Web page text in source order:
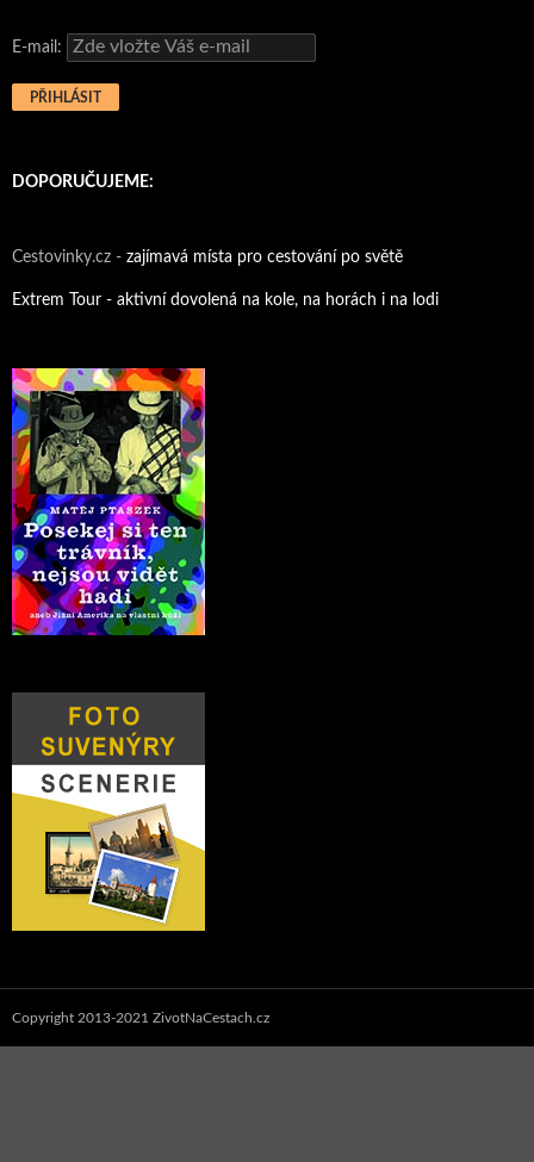
E-mail:
DOPORUČUJEME:
Cestovinky.cz - zajímavá místa pro cestování po světě
Extrem Tour - aktivní dovolená na kole, na horách i na lodi